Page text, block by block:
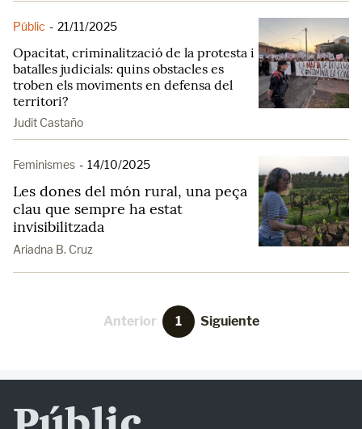
Públic - 21/11/2025
Opacitat, criminalització de la protesta i
batalles judicials: quins obstacles es
troben els moviments en defensa del
territori?
Judit Castaño
Feminismes - 14/10/2025
Les dones del món rural, una peça
clau que sempre ha estat
invisibilitzada
Ariadna B. Cruz
Anterior 1 Siguiente